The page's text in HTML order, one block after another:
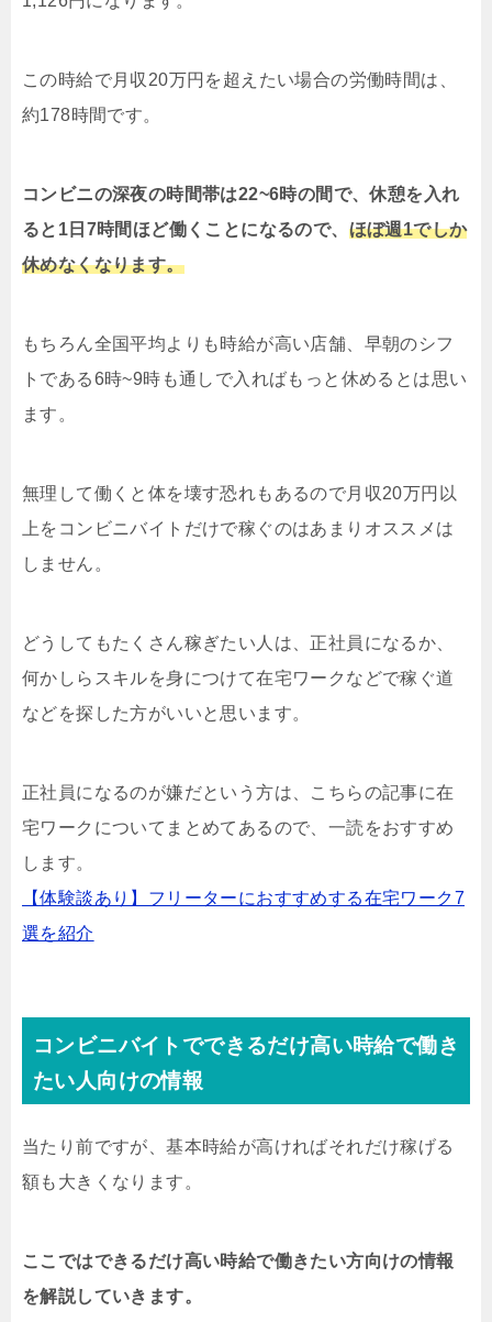
この時給で月収20万円を超えたい場合の労働時間は、
約178時間です。
コンビニの深夜の時間帯は22~6時の間で、休憩を入れ
ると1日7時間ほど働くことになるので、 ほぼ週1でしか
休めなくなります。
もちろん全国平均よりも時給が高い店舗、早朝のシフ
トである6時~9時も通しで入ればもっと休めるとは思い
ます。
無理して働くと体を壊す恐れもあるので月収20万円以
上をコンビニバイトだけで稼ぐのはあまりオススメは
しません。
どうしてもたくさん稼ぎたい人は、正社員になるか、
何かしらスキルを身につけて在宅ワークなどで稼ぐ道
などを探した方がいいと思います。
正社員になるのが嫌だという方は、こちらの記事に在
宅ワークについてまとめてあるので、一読をおすすめ
します。
【体験談あり】フリーターにおすすめする在宅ワーク7
選を紹介
コンビニバイトでできるだけ高い時給で働き
たい人向けの情報
当たり前ですが、基本時給が高ければそれだけ稼げる
額も大きくなります。
ここではできるだけ高い時給で働きたい方向けの情報
を解説していきます。